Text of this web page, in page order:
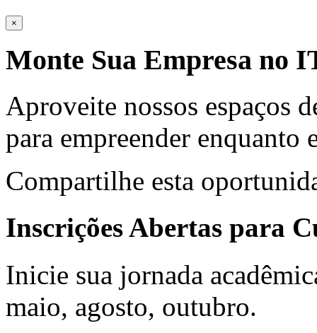
×
Monte Sua Empresa no
Aproveite nossos espaços
para empreender enquanto
Compartilhe esta
Inscrições Abertas para
Inicie sua jornada
maio, agosto, outubro.